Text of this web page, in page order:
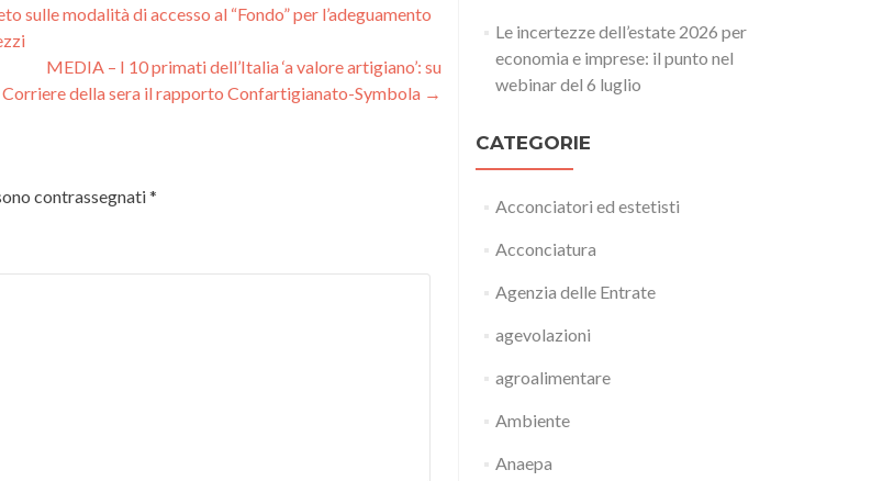
modalità di accesso al “Fondo” per l’adeguamento
MEDIA – I 10 primati dell’Italia ‘a valore artigiano’: su
Corriere della sera il rapporto Confartigianato-Symbola →
contrassegnati*
Le incertezze dell’estate 2026 per
economia e imprese: il punto nel
webinar del 6 luglio
CATEGORIE
Acconciatori ed estetisti
Acconciatura
Agenzia delle Entrate
agevolazioni
agroalimentare
Ambiente
Anaepa